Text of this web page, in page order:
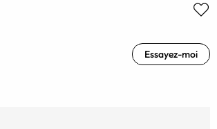
Essayez-moi